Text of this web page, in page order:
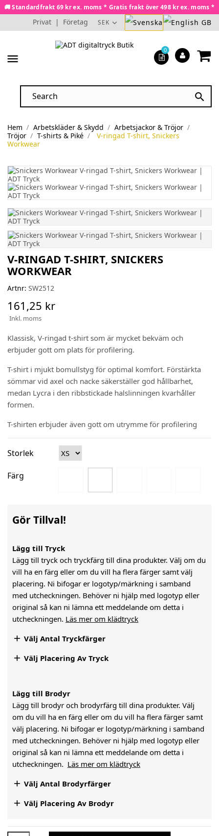
🚚 Standardfrakt 69 kr ex. moms * Gratis frakt över 498 kr ex. moms *
Privat | Företag SEK
menu

0
Hem Arbetskläder & Skydd
Arbetsjackor & Tröjor
Tröjor
T-shirts & Piké
V-ringad T-shirt, Snickers
Workwear
V-RINGAD T-SHIRT, SNICKERS
WORKWEAR
Artnr: SW2512
161,25 kr
Inkl. moms
Klassisk, V-ringad t-shirt som är mycket bekväm och
erbjuder gott om plats för profilering.
T-shirt i mjukt bomullstyg för optimal komfort. Förstärkta
sömmar vid axel och nacke säkerställer god hållbarhet,
medan Lycra i den ribbstickade halslinningen kvarhåller
formen.
T-shirten erbjuder även gott om utrymme för profilering
Storlek
Färg
Gör Tillval!
Lägg till Tryck
Lägg till tryck och tryckfärg till dina produkter. Välj om du
vill ha en färg eller om du vill ha flera färger samt välj
placering. Ni bifogar er logotyp/märkning i samband
med utcheckningen. Behöver ni hjälp med logotyp eller
original så kan ni lämna ett meddelande om detta i
utcheckningen. Läs mer om klädtryck
 Välj Antal Tryckfärger
 Välj Placering Av Tryck
Lägg till Brodyr
Lägg till brodyr och brodyrfärg till dina produkter. Välj
om du vill ha en färg eller om du vill ha flera färger samt
välj placering. Ni bifogar er logotyp/märkning i samband
med utcheckningen. Behöver ni hjälp med logotyp eller
original så kan ni lämna ett meddelande om detta i
utcheckningen. Läs mer om klädtryck
 Välj Antal Brodyrfärger
 Välj Placering Av Brodyr